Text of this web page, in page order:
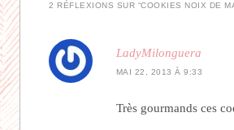
2 RÉFLEXIONS SUR “COOKIES NOIX DE
LadyMilonguera
MAI 22, 2013 À 9:33
Très gourmands ces